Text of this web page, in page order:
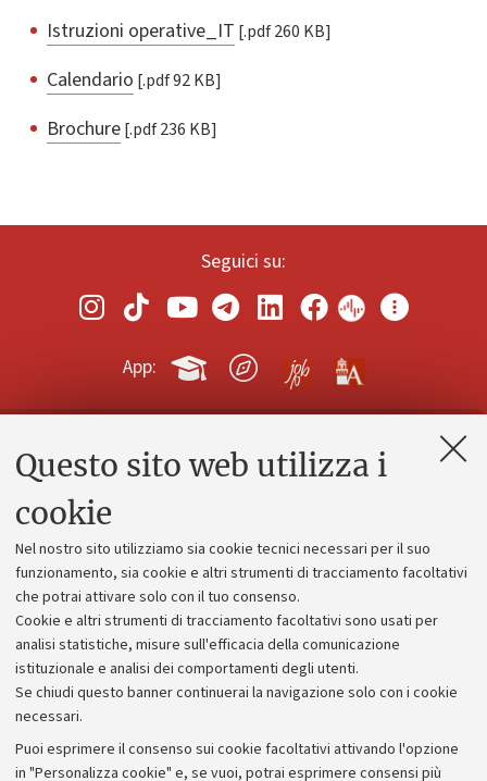
Questo sito web utilizza i
cookie
Nel nostro sito utilizziamo sia cookie tecnici necessari per il suo
funzionamento, sia cookie e altri strumenti di tracciamento facoltativi
che potrai attivare solo con il tuo consenso.
Cookie e altri strumenti di tracciamento facoltativi sono usati per
analisi statistiche, misure sull'efficacia della comunicazione
istituzionale e analisi dei comportamenti degli utenti.
Se chiudi questo banner continuerai la navigazione solo con i cookie
necessari.
Puoi esprimere il consenso sui cookie facoltativi attivando l'opzione
in "Personalizza cookie" e, se vuoi, potrai esprimere consensi più
Istruzioni operative_IT [.pdf 260 KB]
Calendario [.pdf 92 KB]
Brochure[.pdf 236 KB]
Seguici su:
App:
Contatti e PEC
Alumni community
Piano strategico
Bilanci
Donazioni e 5x1000
Bandi, gare e concorsi